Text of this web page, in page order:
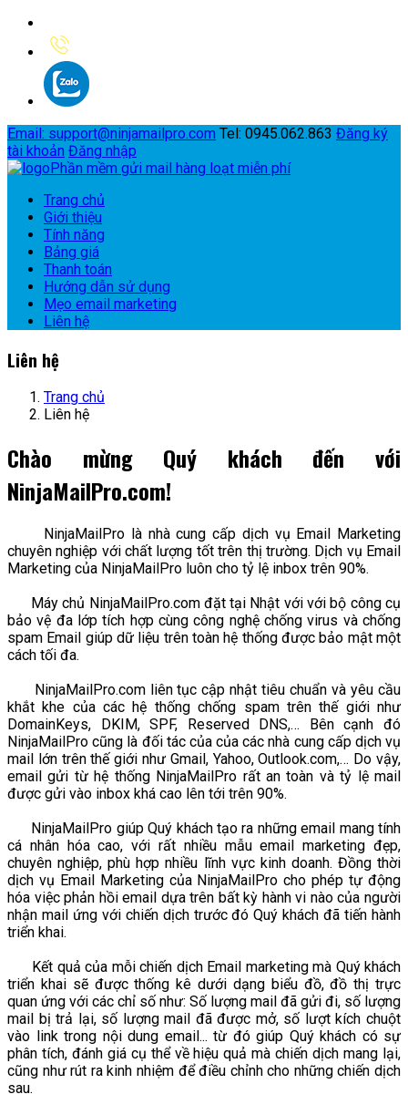
Email: support@ninjamailpro.com Tel: 0945.062.863 Đăng ký
tài khoản Đăng nhập
Phần mềm gửi mail hàng loạt miễn phí
Trang chủ
Giới thiệu
Tính năng
Bảng giá
Thanh toán
Hướng dẫn sử dụng
Mẹo email marketing
Liên hệ
Liên hệ
Trang chủ
Liên hệ
Chào mừng Quý khách đến với
NinjaMailPro.com!
NinjaMailPro là nhà cung cấp dịch vụ Email Marketing
chuyên nghiệp với chất lượng tốt trên thị trường. Dịch vụ Email
Marketing của NinjaMailPro luôn cho tỷ lệ inbox trên 90%.
Máy chủ NinjaMailPro.com đặt tại Nhật với với bộ công cụ
bảo vệ đa lớp tích hợp cùng công nghệ chống virus và chống
spam Email giúp dữ liệu trên toàn hệ thống được bảo mật một
cách tối đa.
NinjaMailPro.com liên tục cập nhật tiêu chuẩn và yêu cầu
khắt khe của các hệ thống chống spam trên thế giới như
DomainKeys, DKIM, SPF, Reserved DNS,… Bên cạnh đó
NinjaMailPro cũng là đối tác của của các nhà cung cấp dịch vụ
mail lớn trên thế giới như Gmail, Yahoo, Outlook.com,… Do vậy,
email gửi từ hệ thống NinjaMailPro rất an toàn và tỷ lệ mail
được gửi vào inbox khá cao lên tới trên 90%.
NinjaMailPro giúp Quý khách tạo ra những email mang tính
cá nhân hóa cao, với rất nhiều mẫu email marketing đẹp,
chuyên nghiệp, phù hợp nhiều lĩnh vực kinh doanh. Đồng thời
dịch vụ Email Marketing của NinjaMailPro cho phép tự động
hóa việc phản hồi email dựa trên bất kỳ hành vi nào của người
nhận mail ứng với chiến dịch trước đó Quý khách đã tiến hành
triển khai.
Kết quả của mỗi chiến dịch Email marketing mà Quý khách
triển khai sẽ được thống kê dưới dạng biểu đồ, đồ thị trực
quan ứng với các chỉ số như: Số lượng mail đã gửi đi, số lượng
mail bị trả lại, số lượng mail đã được mở, số lượt kích chuột
vào link trong nội dung email... từ đó giúp Quý khách có sự
phân tích, đánh giá cụ thể về hiệu quả mà chiến dịch mang lại,
cũng như rút ra kinh nhiệm để điều chỉnh cho những chiến dịch
sau.